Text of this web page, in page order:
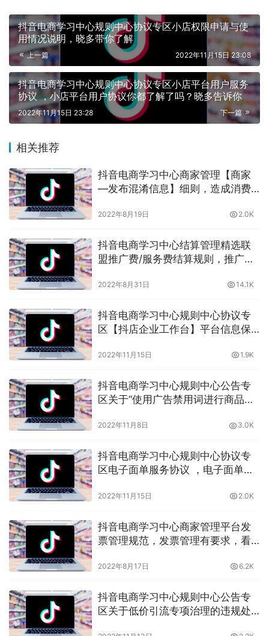
抖音电商学习中心规则中心协议专区小店权限申请与使
用情况说明，晓多带你了解
上一篇 2022年11月15日 23:08
抖音电商学习中心规则中心协议专区小店平台用户服务
协议 ，小店平台用户协议你都了解了吗？晓多告诉你
下一篇
2022年11月15日 23:28
相关推荐
抖音电商学习中心商家管理【商家
—发布混淆信息】细则，造成消费
晓多告诉你
2022年8月19日 2.0K
抖音电商学习中心结算管理精选联
盟推广费/服务费结算规则，推广服
2022年8月31日 14.1K
抖音电商学习中心规则中心协议专
区【抖店企业工作台】平台信息保
解了吗？晓多告诉你
2022年11月15日 1.9K
抖音电商学习中心规则中心公告专
区关于“使用广告禁用词进行商品宣
么后果？晓多告诉你
2022年11月8日 3.0K
抖音电商学习中心规则中心协议专
区电子面单服务协议 ，电子面单是
2022年11月15日 2.0K
抖音电商学习中心商家管理平台发
票管理规范，发票管理有要求，看
2022年8月17日 6.2K
抖音电商学习中心规则中心公告专
区关于低价引流专项治理的违规处